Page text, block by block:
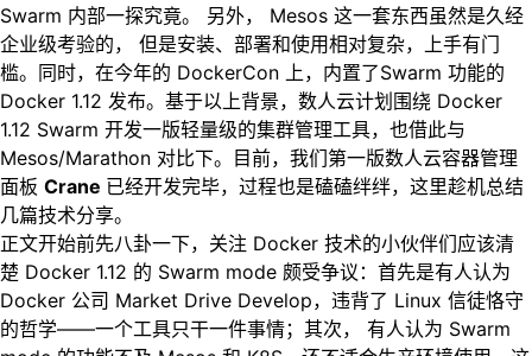
Swarm 内部一探究竟。 另外， Mesos 这一套东西虽然是久经
企业级考验的， 但是安装、部署和使用相对复杂，上手有门
槛。同时，在今年的 DockerCon 上，内置了Swarm 功能的
Docker 1.12 发布。基于以上背景，数人云计划围绕 Docker
1.12 Swarm 开发一版轻量级的集群管理工具，也借此与
Mesos/Marathon 对比下。目前，我们第一版数人云容器管理
面板 Crane 已经开发完毕，过程也是磕磕绊绊，这里趁机总结
几篇技术分享。
正文开始前先八卦一下，关注 Docker 技术的小伙伴们应该清
楚 Docker 1.12 的 Swarm mode 颇受争议：首先是有人认为
Docker 公司 Market Drive Develop，违背了 Linux 信徒恪守
的哲学——一个工具只干一件事情；其次， 有人认为 Swarm